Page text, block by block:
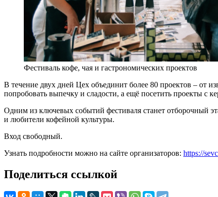
Фестиваль кофе, чая и гастрономических проектов
В течение двух дней Цех объединит более 80 проектов – от
попробовать выпечку и сладости, а ещё посетить проекты с
Одним из ключевых событий фестиваля станет отборочный
и любители кофейной культуры.
Вход свободный.
Узнать подробности можно на сайте организаторов: https://
Поделиться ссылкой